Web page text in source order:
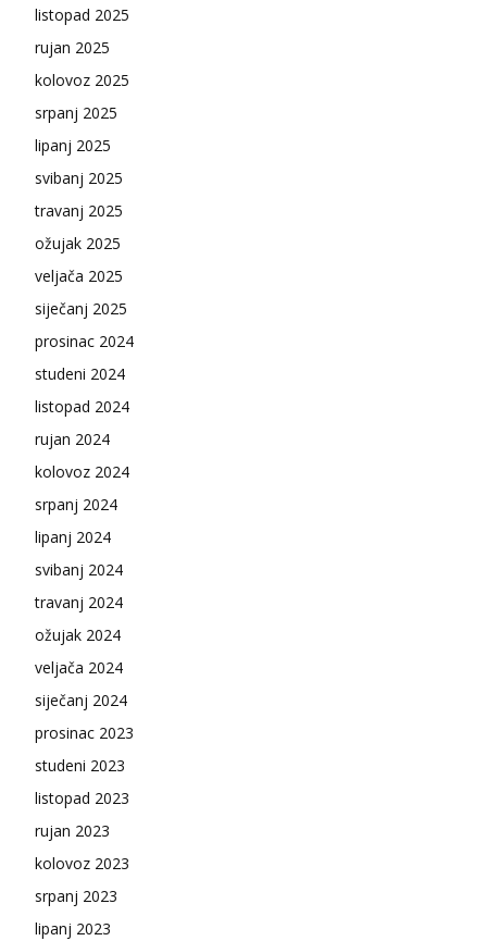
listopad 2025
rujan 2025
kolovoz 2025
srpanj 2025
lipanj 2025
svibanj 2025
travanj 2025
ožujak 2025
veljača 2025
siječanj 2025
prosinac 2024
studeni 2024
listopad 2024
rujan 2024
kolovoz 2024
srpanj 2024
lipanj 2024
svibanj 2024
travanj 2024
ožujak 2024
veljača 2024
siječanj 2024
prosinac 2023
studeni 2023
listopad 2023
rujan 2023
kolovoz 2023
srpanj 2023
lipanj 2023